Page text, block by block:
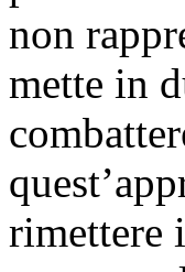
non
mette in
rimettere